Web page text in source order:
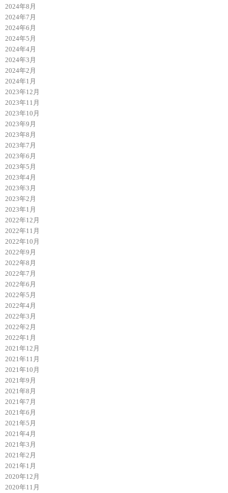
2024年8月
2024年7月
2024年6月
2024年5月
2024年4月
2024年3月
2024年2月
2024年1月
2023年12月
2023年11月
2023年10月
2023年9月
2023年8月
2023年7月
2023年6月
2023年5月
2023年4月
2023年3月
2023年2月
2023年1月
2022年12月
2022年11月
2022年10月
2022年9月
2022年8月
2022年7月
2022年6月
2022年5月
2022年4月
2022年3月
2022年2月
2022年1月
2021年12月
2021年11月
2021年10月
2021年9月
2021年8月
2021年7月
2021年6月
2021年5月
2021年4月
2021年3月
2021年2月
2021年1月
2020年12月
2020年11月